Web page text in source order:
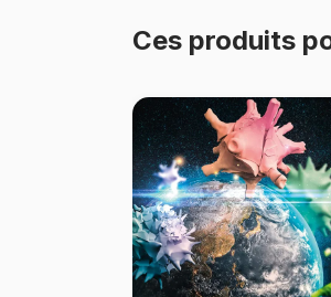
Ces produits